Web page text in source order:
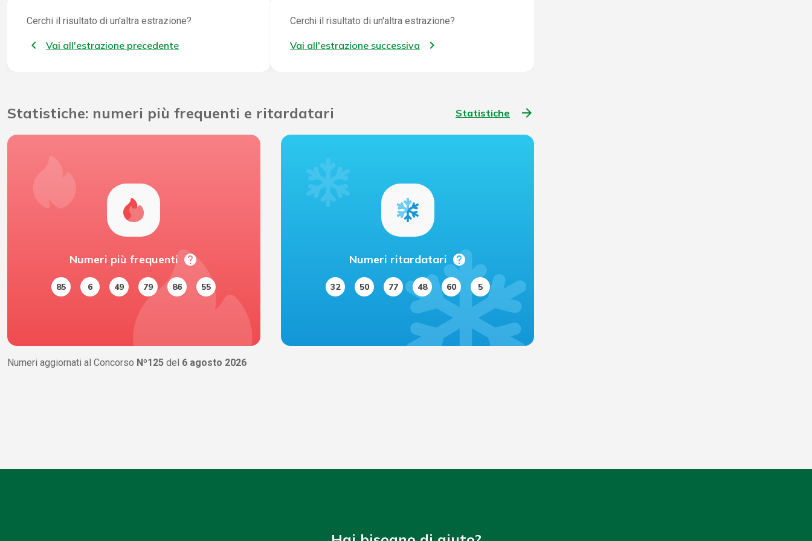
Cerchi il risultato di un'altra estrazione?
Vai all'estrazione precedente
Cerchi il risultato di un'altra estrazione?
Vai all'estrazione successiva
Statistiche: numeri più frequenti e ritardatari Statistiche arrow_forward
Numeri più frequenti help
85 6 49 79 86 55
Numeri ritardatari help
32 50 77 48 60 5
Numeri aggiornati al Concorso Nº125 del 6 agosto 2026